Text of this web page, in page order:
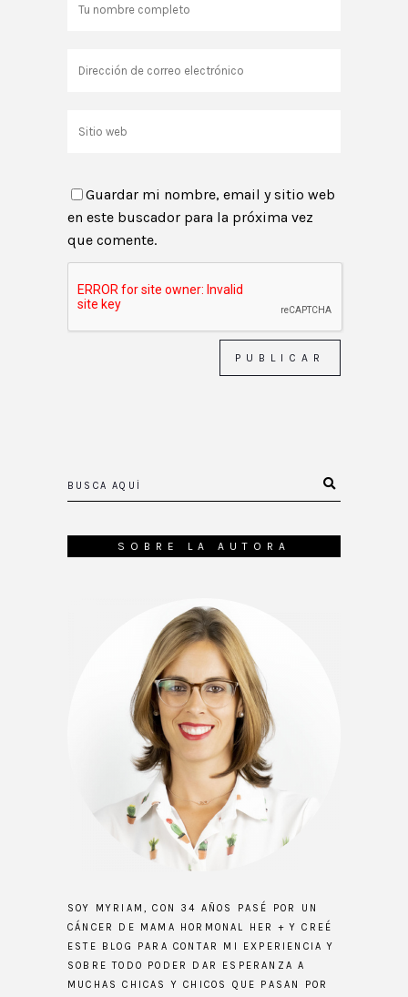
Guardar mi nombre, email y sitio web
en este buscador para la próxima vez
que comente.
SOBRE LA AUTORA
SOY MYRIAM, CON 34 AÑOS PASÉ POR UN
CÁNCER DE MAMA HORMONAL HER + Y CREÉ
ESTE BLOG PARA CONTAR MI EXPERIENCIA Y
SOBRE TODO PODER DAR ESPERANZA A
MUCHAS CHICAS Y CHICOS QUE PASAN POR